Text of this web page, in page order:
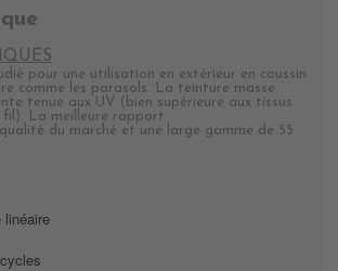
pour une utilisation en extérieur en coussin
comme les parasols. La teinture masse
tenue aux UV (bien supérieure aux tissus
fil). La meilleure rapport
du marché et une large gamme de 55
linéaire